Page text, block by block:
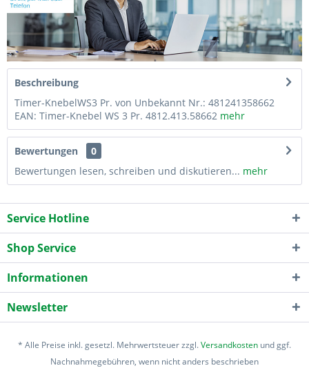
Beschreibung
Timer-KnebelWS3 Pr. von Unbekannt Nr.: 481241358662
EAN: Timer-Knebel WS 3 Pr. 4812.413.58662 mehr
Bewertungen
0
Bewertungen lesen, schreiben und diskutieren... mehr
Service Hotline
Shop Service
Informationen
Newsletter
* Alle Preise inkl. gesetzl. Mehrwertsteuer zzgl.Versandkosten und ggf.
Nachnahmegebühren, wenn nicht anders beschrieben